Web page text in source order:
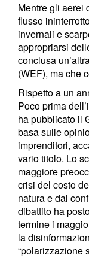
Mentre gli aerei
flusso
invernali e
appropriarsi
conclusa
(WEF), ma che
Rispetto a un
Poco prima
ha pubblicato il
basa sulle
imprenditori,
vario titolo. Lo
maggiore
crisi del costo
natura e dal
dibattito ha
termine i
la
“polarizzazione